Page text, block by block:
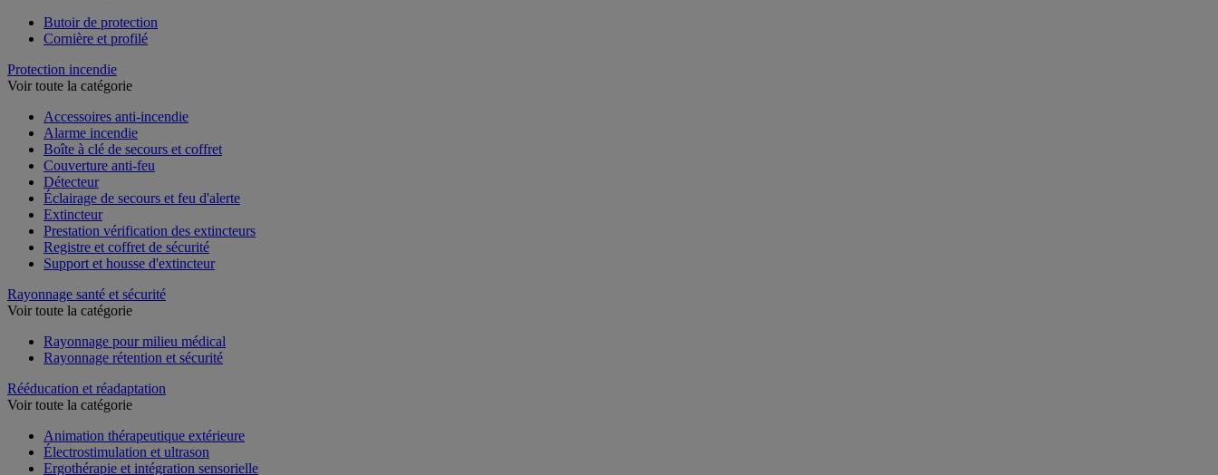
Butoir de protection
Cornière et profilé
Protection incendie
Voir toute la catégorie
Accessoires anti-incendie
Alarme incendie
Boîte à clé de secours et coffret
Couverture anti-feu
Détecteur
Éclairage de secours et feu d'alerte
Extincteur
Prestation vérification des extincteurs
Registre et coffret de sécurité
Support et housse d'extincteur
Rayonnage santé et sécurité
Voir toute la catégorie
Rayonnage pour milieu médical
Rayonnage rétention et sécurité
Rééducation et réadaptation
Voir toute la catégorie
Animation thérapeutique extérieure
Électrostimulation et ultrason
Ergothérapie et intégration sensorielle